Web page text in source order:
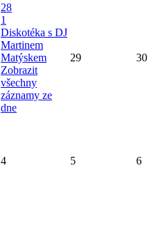
28
1
Diskotéka s DJ
Martinem
Matýskem
Zobrazit
všechny
záznamy ze
dne
29 30
4 5 6